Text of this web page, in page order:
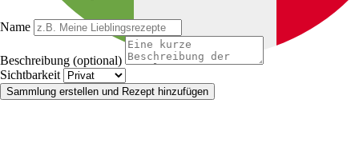
Name
Beschreibung (optional)
Sichtbarkeit
Sammlung erstellen und Rezept hinzufügen